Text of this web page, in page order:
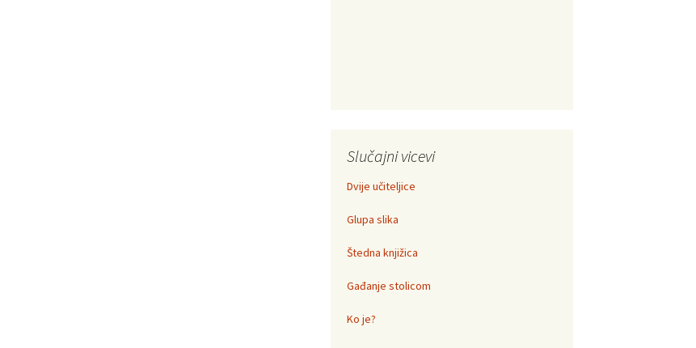
Slučajni vicevi
Dvije učiteljice
Glupa slika
Štedna knjižica
Gađanje stolicom
Ko je?